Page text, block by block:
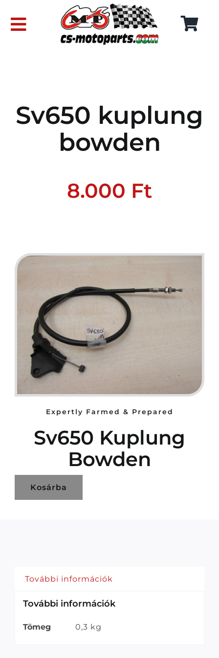
content
Toggle
RÓLUNK
SZÁLLÍTÁSI DÍJAK
KAPCSOLAT
Sv650 kuplung
bowden
8.000 Ft
Expertly Farmed & Prepared
Sv650 Kuplung
Bowden
Kosárba
További információk
További információk
Tömeg 0,3 kg